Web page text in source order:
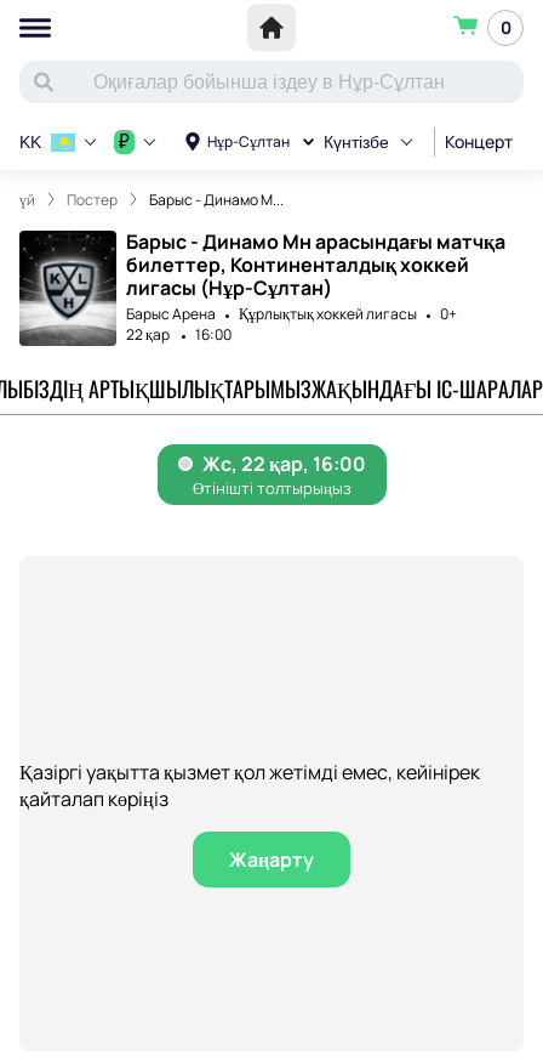
0
Нұр-Сұлтан Күнтізбе Концерт
KK ₽
үй Постер Барыс - Динамо М...
Барыс - Динамо Мн арасындағы матчқа
билеттер, Континенталдық хоккей
лигасы (Нұр-Сұлтан)
Барыс Арена Құрлықтық хоккей лигасы
0+
22 қар
16:00
БІЗДІҢ АРТЫҚШЫЛЫҚТАРЫМЫЗЖАҚЫНДАҒЫ ІС-ШАРАЛАР
Қазіргі уақытта қызмет қол жетімді емес, кейінірек
қайталап көріңіз
Жаңарту